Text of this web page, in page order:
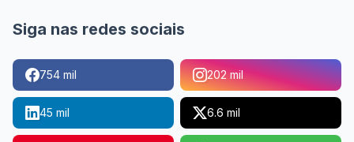
Siga nas redes sociais
754 mil 202 mil
45 mil 6.6 mil